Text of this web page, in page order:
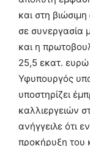
και στη
σε συνεργασία
και η
25,5 εκατ.
Υφυπουργός
υποστηρίζει
καλλιεργειών
ανήγγειλε ότι
προκήρυξη του